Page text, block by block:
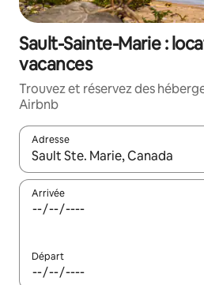
Sault-Sainte-Marie :
vacances
Trouvez et réservez des
Airbnb
Adresse
Lorsque les résultats s'affichent,
Arrivée
Départ